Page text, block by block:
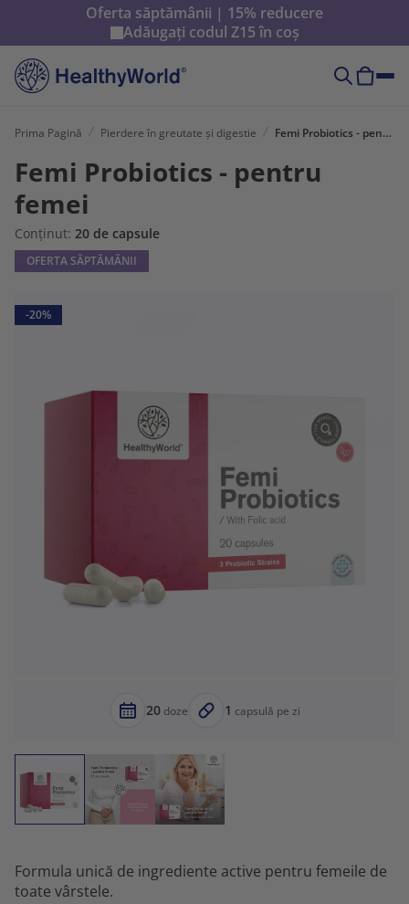
Oferta săptămânii | 15% reducere
Adăugați codul Z15în coș
Prima Pagină Pierdere în greutate și digestie Femi Probiotics - pentru femei
Femi Probiotics - pentru
femei
Conținut: 20 de capsule
OFERTA SĂPTĂMÂNII
-20%
20doze 1 capsulă pe zi
Formula unică de ingrediente active pentru femeile de
toate vârstele.